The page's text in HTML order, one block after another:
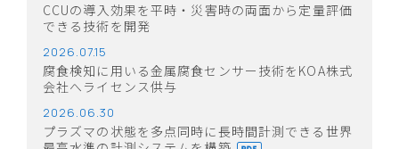
CCUの導入効果を平時・災害時の両面から定量評価
できる技術を開発
2026.07.15
腐食検知に用いる金属腐食センサー技術をKOA株式
会社へライセンス供与
2026.06.30
プラズマの状態を多点同時に長時間計測できる世界